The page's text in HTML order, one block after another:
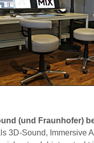
(und Fraunhofer)
3D-Sound, Immersive